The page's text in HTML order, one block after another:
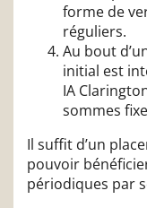
forme de
réguliers.
Au bout
initial est
IA
sommes
Il suffit d’un
pouvoir
périodiques par